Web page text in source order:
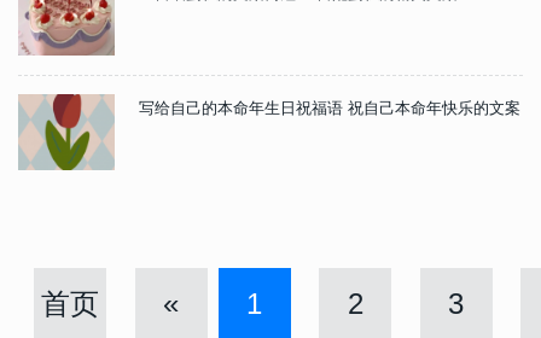
写给自己的本命年生日祝福语 祝自己本命年快乐的文案
首页 « 1 2 3